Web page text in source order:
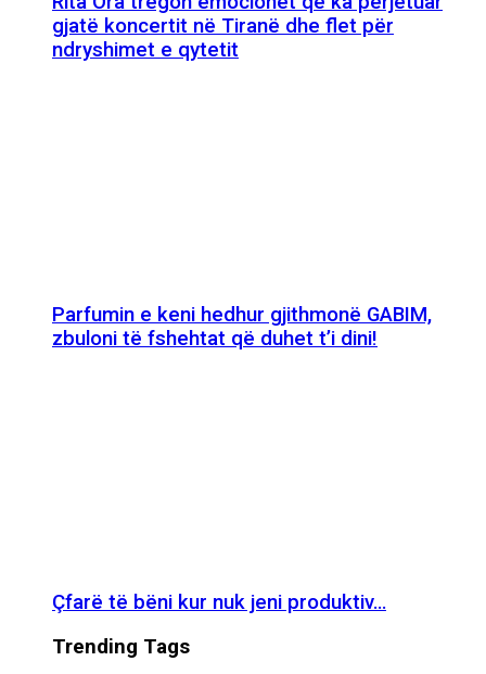
gjatë koncertit në Tiranë dhe flet për
ndryshimet e qytetit
Parfumin e keni hedhur gjithmonë GABIM,
zbuloni të fshehtat që duhet t’i dini!
Çfarë të bëni kur nuk jeni produktiv…
Trending Tags